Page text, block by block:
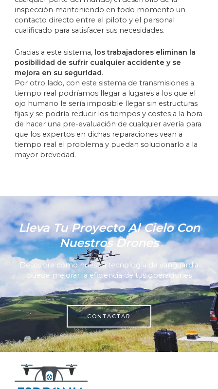
inspección manteniendo en todo momento un
contacto directo entre el piloto y el personal
cualificado para satisfacer sus necesidades.
Gracias a este sistema, los trabajadores eliminan la
posibilidad de sufrir cualquier accidente y se
mejora en su seguridad.
Por otro lado, con este sistema de transmisiones a
tiempo real podríamos llegar a lugares a los que el
ojo humano le sería imposible llegar sin estructuras
fijas y se podría reducir los tiempos y costes a la hora
de hacer una pre-evaluación de cualquier avería para
que los expertos en dichas reparaciones vean a
tiempo real el problema y puedan solucionarlo a la
mayor brevedad.
Lleva Tu Proyecto Al Cielo Con
Nuestros Drones
Descubre cómo nuestra tecnología de vanguardia
puede mejorar la eficiencia de tus operaciones
CONTACTAR